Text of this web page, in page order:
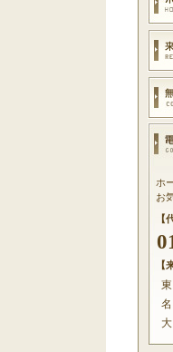
ホ
お
【
【